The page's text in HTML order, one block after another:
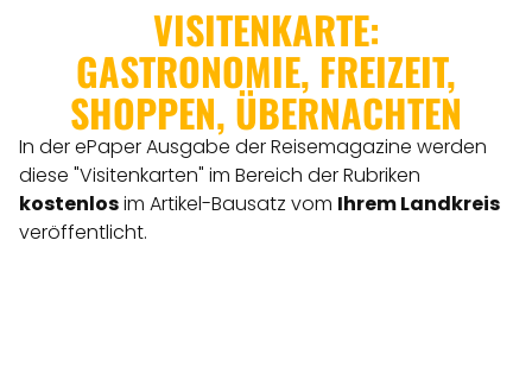
VISITENKARTE:
GASTRONOMIE, FREIZEIT,
SHOPPEN, ÜBERNACHTEN
In der ePaper Ausgabe der Reisemagazine werden
diese "Visitenkarten" im Bereich der Rubriken
kostenlosim Artikel-Bausatz vom Ihrem Landkreis
veröffentlicht.